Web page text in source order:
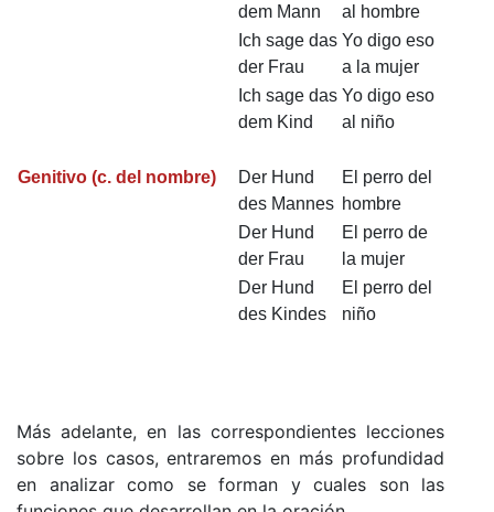
dem Mann
al hombre
Ich sage das
der Frau
Yo digo eso
a la mujer
Ich sage das
dem Kind
Yo digo eso
al niño
Genitivo (c. del nombre)
Der Hund
des Mannes
El perro del
hombre
Der Hund
der Frau
El perro de
la mujer
Der Hund
des Kindes
El perro del
niño
Más adelante, en las correspondientes lecciones
sobre los casos, entraremos en más profundidad
en analizar como se forman y cuales son las